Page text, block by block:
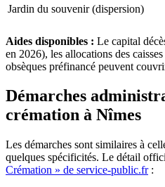
Jardin du souvenir (dispersion)
Aides disponibles : Le capital
en 2026), les allocations des
obsèques préfinancé peuvent
Démarches
crémation à Nîmes
Les démarches sont similaires à
quelques spécificités. Le détail
Crémation » de service-public.fr: